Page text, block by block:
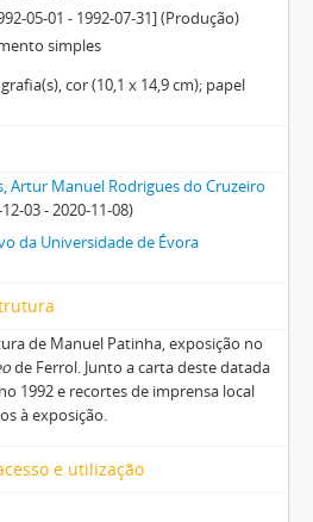
05-01 - 1992-07-31] (Produção)
simples
cor (10,1 x 14,9 cm); papel
Artur Manuel Rodrigues do Cruzeiro
03 - 2020-11-08)
da Universidade de Évora
de Manuel Patinha, exposição no
de Ferrol. Junto a carta deste datada
1992 e recortes de imprensa local
à exposição.
e utilização